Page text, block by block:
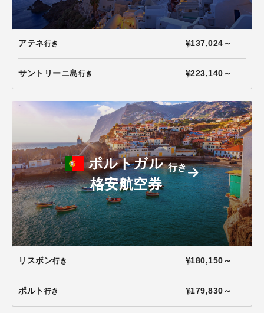
アテネ行き ¥137,024～
サントリーニ島行き ¥223,140～
ポルトガル行き
格安航空券
リスボン行き ¥180,150～
ポルト 行き ¥179,830～